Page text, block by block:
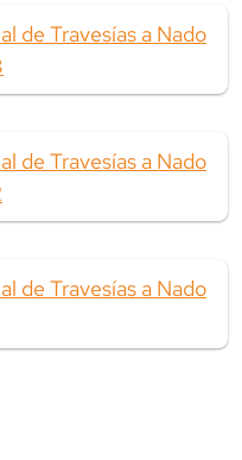
de Travesías a Nado
de Travesías a Nado
de Travesías a Nado